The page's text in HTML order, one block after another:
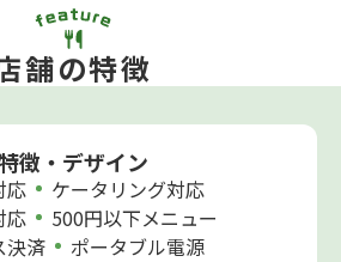
舗の特徴
徴・デザイン
応
ケータリング対応
応
500円以下メニュー
決済
ポータブル電源